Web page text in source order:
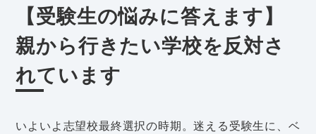
【受験生の悩みに答えます】
親から行きたい学校を反対さ
れています
いよいよ志望校最終選択の時期。迷える受験生に、ベ